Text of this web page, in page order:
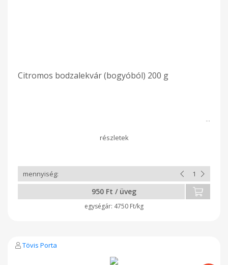
Citromos bodzalekvár (bogyóból) 200 g
950 Ft / üveg
4750 Ft/kg
Tövis Porta